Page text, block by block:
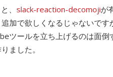
、 slack-reaction-decomojiが
加で欲しくなるじゃないです
ツールを立ち上げるのは面
ました。